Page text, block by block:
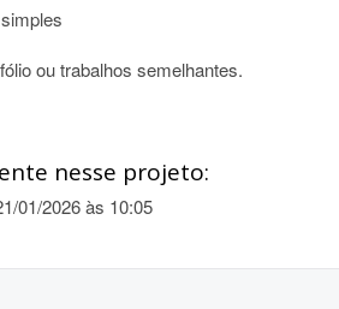
ou trabalhos semelhantes.
nesse projeto:
01/2026 às 10:05